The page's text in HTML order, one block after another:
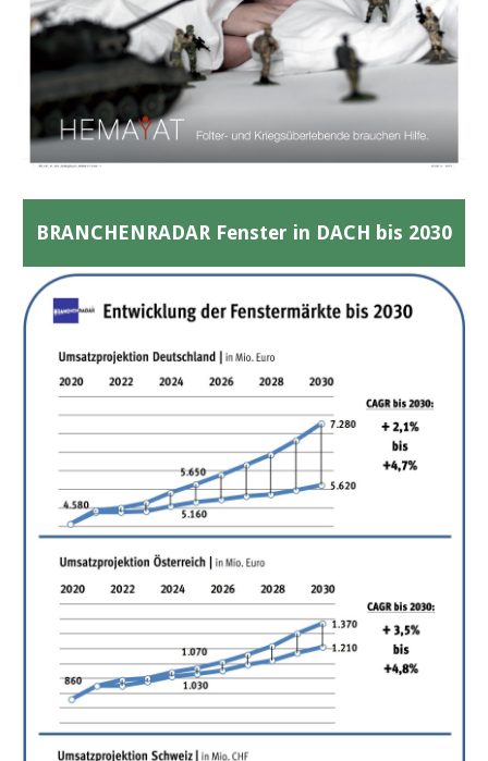
BRANCHENRADAR Fenster in DACH bis 2030